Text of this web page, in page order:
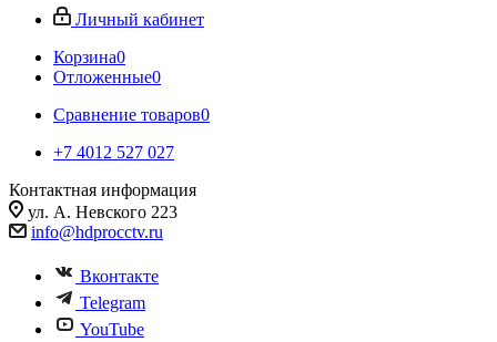
Личный кабинет
Корзина0
Отложенные0
Сравнение товаров0
+7 4012 527 027
Контактная информация
ул. А. Невского 223
info@hdprocctv.ru
Вконтакте
Telegram
YouTube